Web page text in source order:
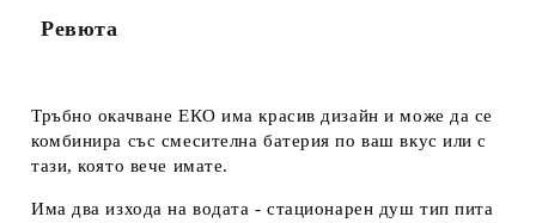
Ревюта
Тръбно окачване ЕКО има красив дизайн и може да се
комбинира със смесителна батерия по ваш вкус или с
тази, която вече имате.
Има два изхода на водата - стационарен душ тип пита